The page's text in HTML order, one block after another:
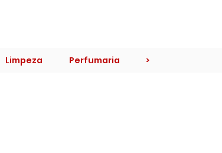
Limpeza Perfumaria >